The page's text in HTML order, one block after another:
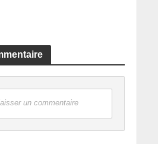
un commentaire